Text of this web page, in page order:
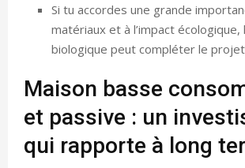
Si tu accordes une grande
matériaux et à l’impact écologique,
biologique peut compléter le
Maison basse
et passive : un
qui rapporte à long